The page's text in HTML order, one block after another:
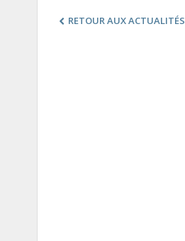
RETOUR AUX ACTUALITÉS